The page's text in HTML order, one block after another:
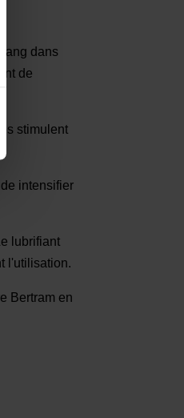
dans
de
stimulent
intensifier
lubrifiant
l'utilisation.
Bertram en